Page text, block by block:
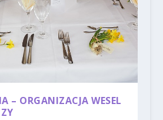
– ORGANIZACJA WESEL